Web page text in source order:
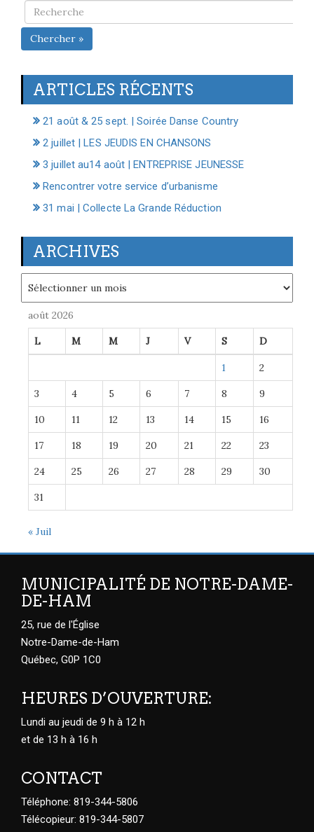
Chercher »
ARTICLES RÉCENTS
21 août & 25 sept. | Soirée Danse Country
2 juillet | LES JEUDIS EN CHANSONS
3 juillet au14 août | ENTREPRISE JEUNESSE
Rencontrer votre service d’urbanisme
31 mai | Collecte La Grande Réduction
ARCHIVES
août 2026
L M M J V S D
1 2
3 4 5 6 7 8 9
10 11 12 13 14 15 16
17 18 19 20 21 22 23
24 25 26 27 28 29 30
31
« Juil
MUNICIPALITÉ DE NOTRE-DAME-
DE-HAM
25, rue de l'Église
Notre-Dame-de-Ham
Québec, G0P 1C0
HEURES D’OUVERTURE:
Lundi au jeudi de 9 h à 12 h
et de 13 h à 16 h
CONTACT
Téléphone: 819-344-5806
Télécopieur: 819-344-5807